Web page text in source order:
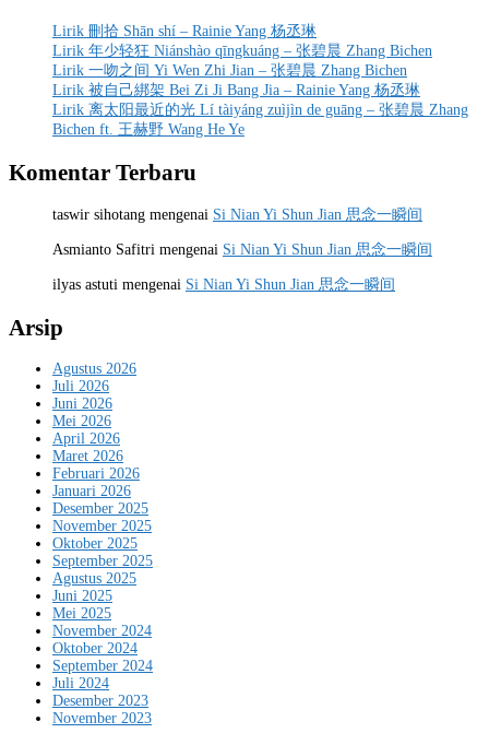
Lirik 刪拾 Shān shí – Rainie Yang 杨丞琳
Lirik 年少轻狂 Niánshào qīngkuáng – 张碧晨 Zhang Bichen
Lirik 一吻之间 Yi Wen Zhi Jian – 张碧晨 Zhang Bichen
Lirik 被自己綁架 Bei Zi Ji Bang Jia – Rainie Yang 杨丞琳
Lirik 离太阳最近的光 Lí tàiyáng zuìjìn de guāng – 张碧晨 Zhang
Bichen ft. 王赫野 Wang He Ye
Komentar Terbaru
taswir sihotang mengenai Si Nian Yi Shun Jian 思念一瞬间
Asmianto Safitri mengenai Si Nian Yi Shun Jian 思念一瞬间
ilyas astuti mengenai Si Nian Yi Shun Jian 思念一瞬间
Arsip
Agustus 2026
Juli 2026
Juni 2026
Mei 2026
April 2026
Maret 2026
Februari 2026
Januari 2026
Desember 2025
November 2025
Oktober 2025
September 2025
Agustus 2025
Juni 2025
Mei 2025
November 2024
Oktober 2024
September 2024
Juli 2024
Desember 2023
November 2023